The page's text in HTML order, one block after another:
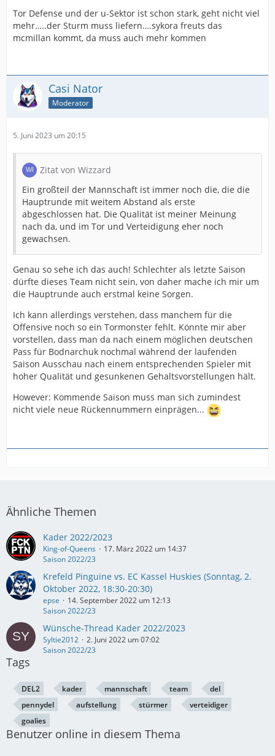
Tor Defense und der u-Sektor ist schon stark, geht nicht viel
mehr…..der Sturm muss liefern….sykora freuts das
mcmillan kommt, da muss auch mehr kommen
Casi Nator
Moderator
5. Juni 2023 um 20:15
Zitat von Wizzard
Ein großteil der Mannschaft ist immer noch die, die die
Hauptrunde mit weitem Abstand als erste
abgeschlossen hat. Die Qualität ist meiner Meinung
nach da, und im Tor und Verteidigung eher noch
gewachsen.
Genau so sehe ich das auch! Schlechter als letzte Saison
dürfte dieses Team nicht sein, von daher mache ich mir um
die Hauptrunde auch erstmal keine Sorgen.
Ich kann allerdings verstehen, dass manchem für die
Offensive noch so ein Tormonster fehlt. Könnte mir aber
vorstellen, dass man da nach einem möglichen deutschen
Pass für Bodnarchuk nochmal während der laufenden
Saison Ausschau nach einem entsprechenden Spieler mit
hoher Qualität und gesunkenen Gehaltsvorstellungen hält.
However: Kommende Saison muss man sich zumindest
nicht viele neue Rückennummern einprägen...
Ähnliche Themen
Kader 2022/2023
King-of-Queens
17. März 2022 um 14:37
Saison 2022/23
Krefeld Pinguine vs. EC Kassel Huskies (Sonntag, 2.
Oktober 2022, 18:30-20:30)
epse
14. September 2022 um 12:13
Saison 2022/23
Wünsche-Thread Kader 2022/2023
Syltie2012
2. Juni 2022 um 07:02
Saison 2022/23
Tags
DEL2 kader mannschaft team
del
pennydel
aufstellung stürmer
verteidiger
goalies
Benutzer online in diesem Thema